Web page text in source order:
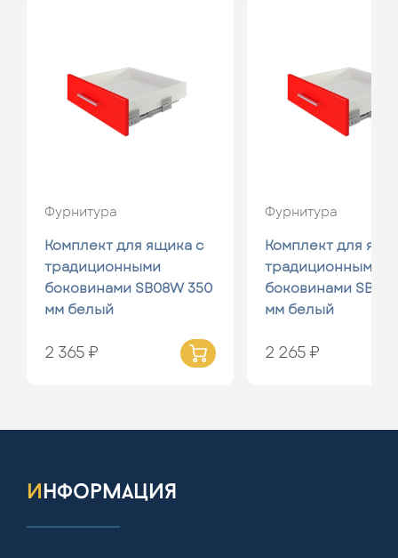
Фурнитура
Комплект для ящика с
традиционными
боковинами SB08W 350
мм белый
2 365 ₽
Фурнитура
Комплект для
традиционными
боковинами
мм белый
2 265 ₽
информация